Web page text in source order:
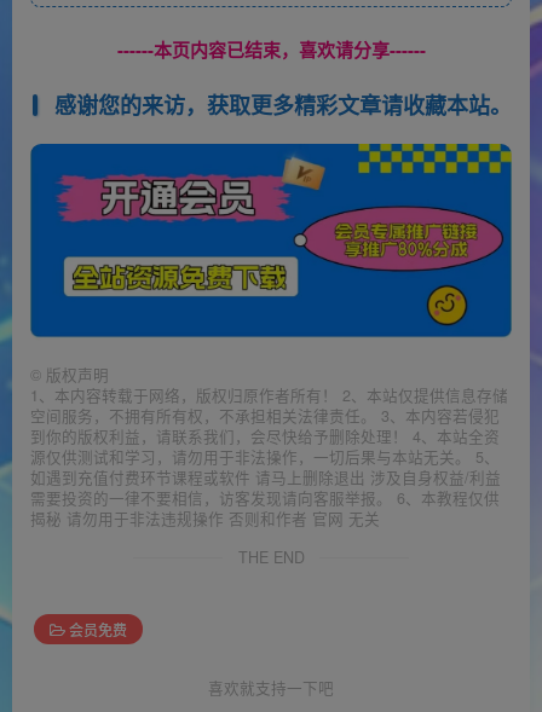
------本页内容已结束，喜欢请分享------
感谢您的来访，获取更多精彩文章请收藏本站。
© 版权声明
1、本内容转载于网络，版权归原作者所有！ 2、本站仅提供信息存储
空间服务，不拥有所有权，不承担相关法律责任。 3、本内容若侵犯
到你的版权利益，请联系我们，会尽快给予删除处理！ 4、本站全资
源仅供测试和学习，请勿用于非法操作，一切后果与本站无关。 5、
如遇到充值付费环节课程或软件 请马上删除退出 涉及自身权益/利益
需要投资的一律不要相信，访客发现请向客服举报。 6、本教程仅供
揭秘 请勿用于非法违规操作 否则和作者 官网 无关
THE END
会员免费
喜欢就支持一下吧